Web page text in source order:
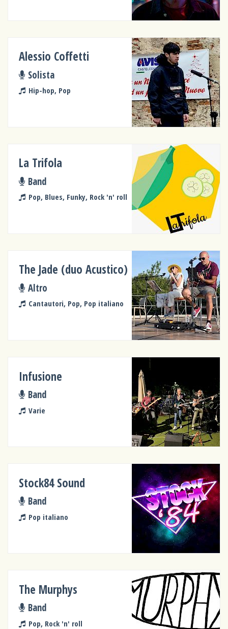
Alessio Coffetti
Solista
Hip-hop, Pop
La Trifola
Band
Pop, Blues, Funky, Rock 'n' roll
The Jade (duo Acustico)
Altro
Cantautori, Pop, Pop italiano
Infusione
Band
Varie
Stock84 Sound
Band
Pop italiano
The Murphys
Band
Pop, Rock 'n' roll